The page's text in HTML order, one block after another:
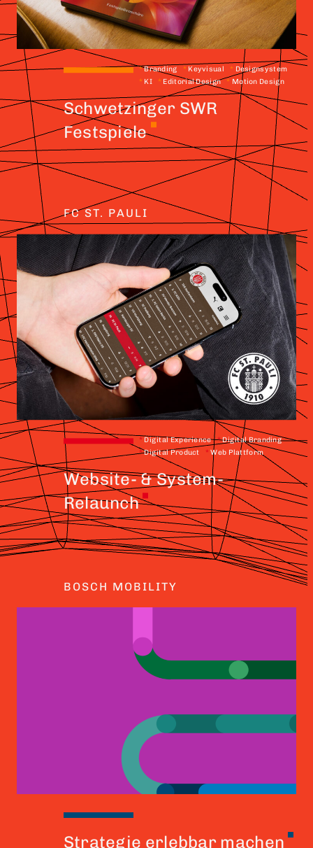
*Branding * Keyvisual * Designsystem
* KI * Editorial Design * Motion Design
Schwetzinger SWR
Festspiele
FC ST. PAULI
* Digital Experience *Digital Branding
*Digital Product *Web Plattform
Website- & System-
Relaunch
BOSCH MOBILITY
Strategie erlebbar machen